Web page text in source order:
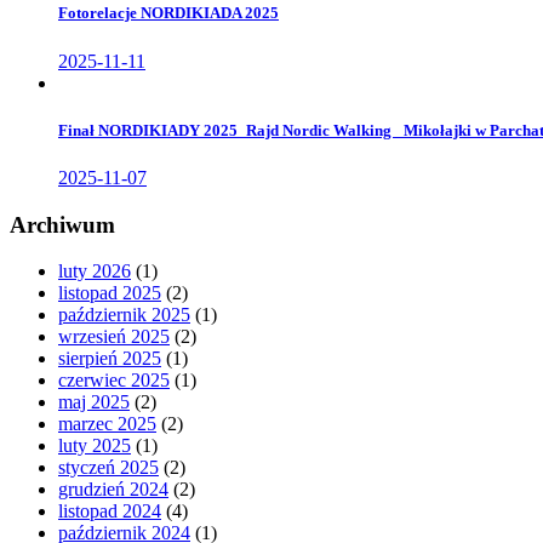
Fotorelacje NORDIKIADA 2025
2025-11-11
Finał NORDIKIADY 2025_Rajd Nordic Walking _Mikołajki w
2025-11-07
Archiwum
luty 2026 (1)
listopad 2025 (2)
październik 2025 (1)
wrzesień 2025 (2)
sierpień 2025 (1)
czerwiec 2025 (1)
maj 2025 (2)
marzec 2025 (2)
luty 2025 (1)
styczeń 2025 (2)
grudzień 2024 (2)
listopad 2024 (4)
październik 2024 (1)